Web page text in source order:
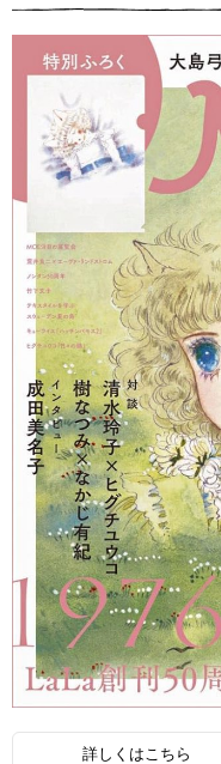
詳しくはこちら